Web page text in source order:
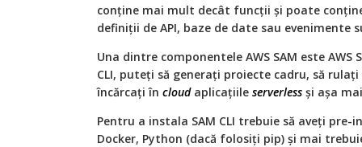
conține mai mult decât funcții și poate
definiții de API, baze de date sau evenimente
Una dintre componentele AWS SAM este AWS
CLI, puteți să generați proiecte cadru, să
încărcați în cloudaplicațiile serverless și așa
Pentru a instala SAM CLI trebuie să aveți pre-
Docker, Python (dacă folosiți pip) și mai